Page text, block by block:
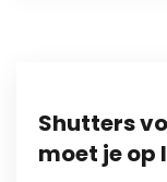
Shutters
moet je op